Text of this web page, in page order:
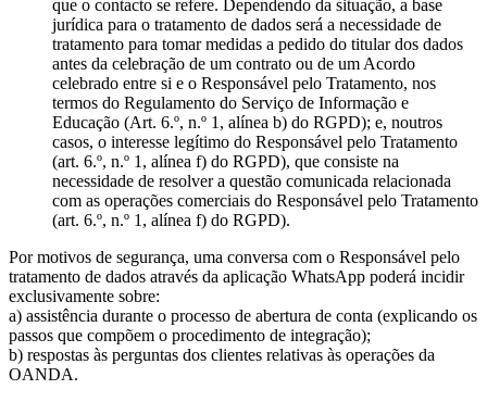
que o contacto se refere. Dependendo da situação, a base
jurídica para o tratamento de dados será a necessidade de
tratamento para tomar medidas a pedido do titular dos dados
antes da celebração de um contrato ou de um Acordo
celebrado entre si e o Responsável pelo Tratamento, nos
termos do Regulamento do Serviço de Informação e
Educação (Art. 6.º, n.º 1, alínea b) do RGPD); e, noutros
casos, o interesse legítimo do Responsável pelo Tratamento
(art. 6.º, n.º 1, alínea f) do RGPD), que consiste na
necessidade de resolver a questão comunicada relacionada
com as operações comerciais do Responsável pelo Tratamento
(art. 6.º, n.º 1, alínea f) do RGPD).
Por motivos de segurança, uma conversa com o Responsável pelo
tratamento de dados através da aplicação WhatsApp poderá incidir
exclusivamente sobre:
a) assistência durante o processo de abertura de conta (explicando os
passos que compõem o procedimento de integração);
b) respostas às perguntas dos clientes relativas às operações da
OANDA.